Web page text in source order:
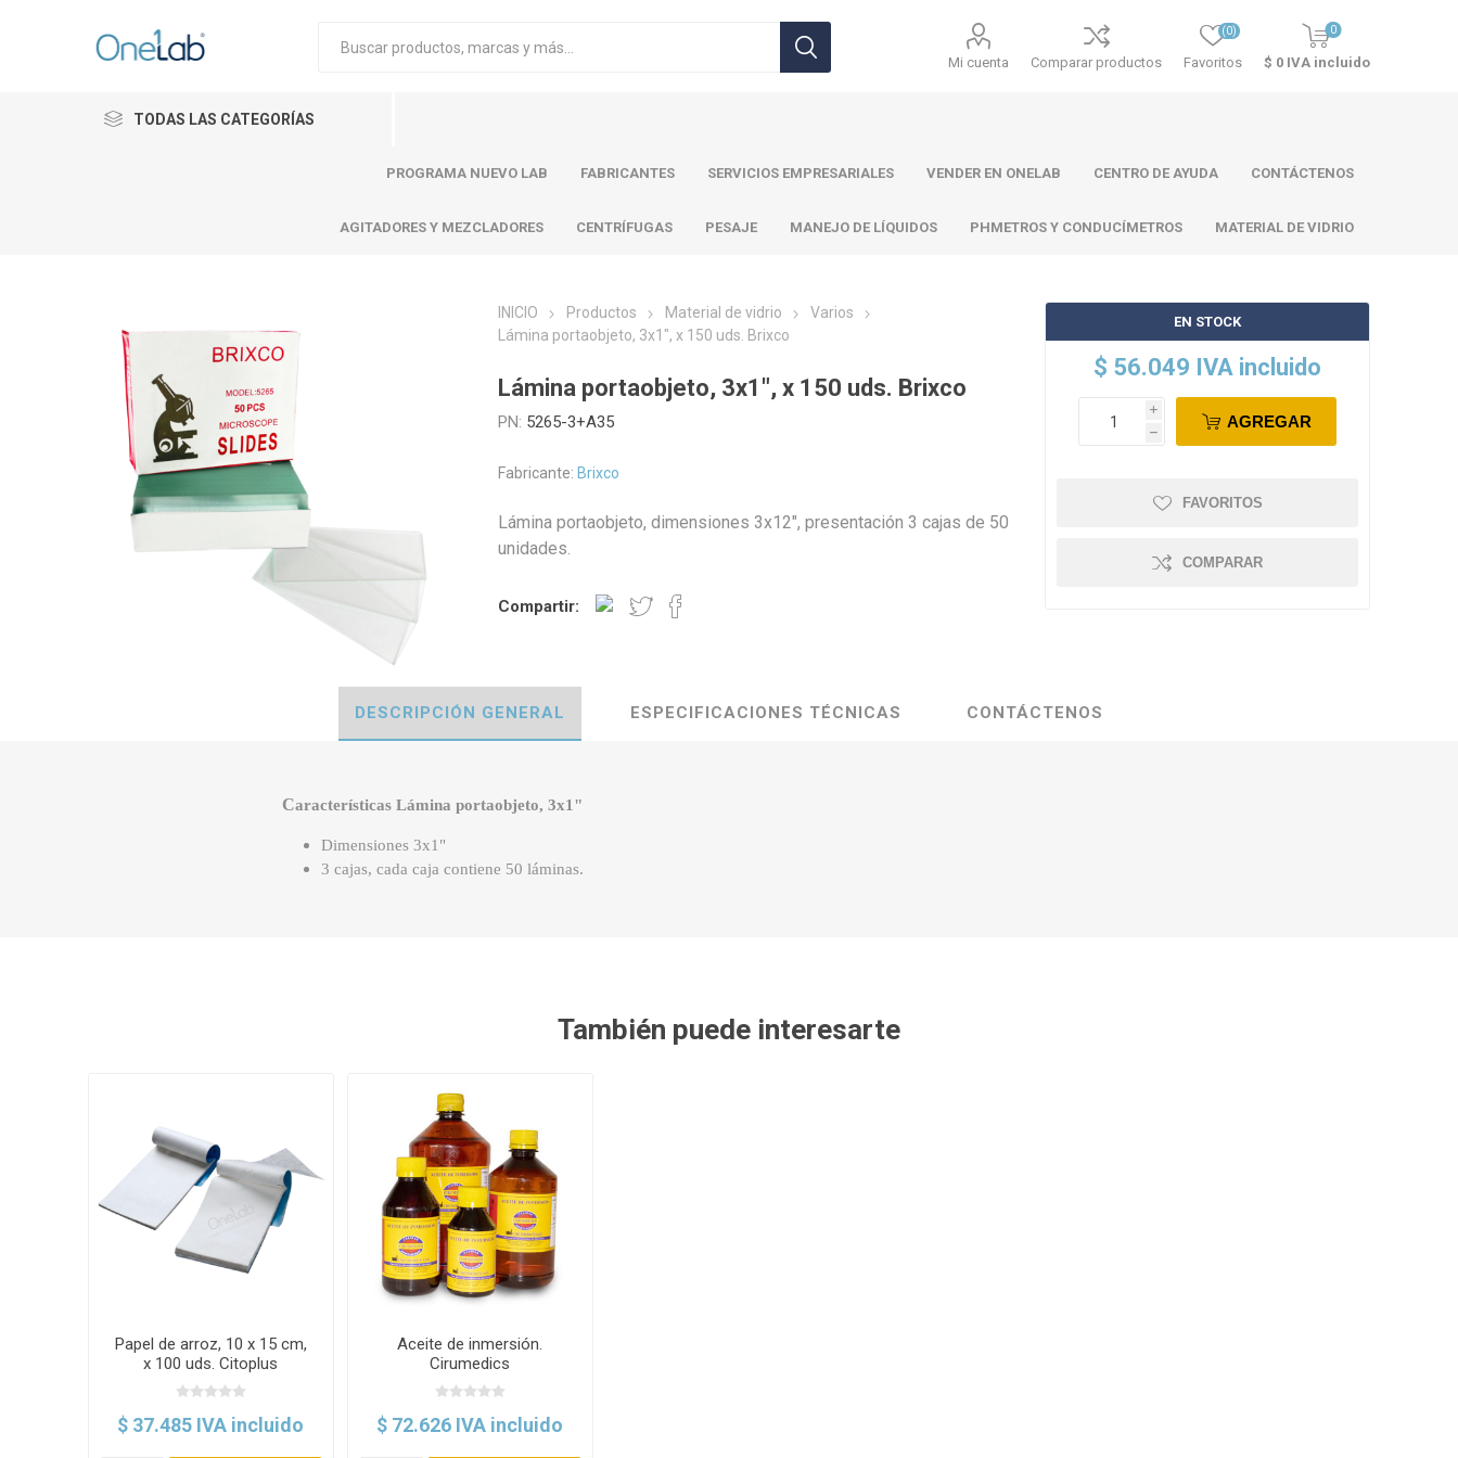
Mi cuenta Comparar productos Favoritos
(0) 0
$ 0 IVA incluido
TODAS LAS CATEGORÍAS
PROGRAMA NUEVO LAB FABRICANTES
Atago
Thermo
Scientific
SERVICIOS EMPRESARIALES VENDER EN ONELAB CENTRO DE AYUDA CONTÁCTENOS
AGITADORES Y MEZCLADORES CENTRÍFUGAS PESAJE MANEJO DE LÍQUIDOS PHMETROS Y CONDUCÍMETROS MATERIAL DE VIDRIO
INICIO Productos Material de vidrio
Varios
Lámina portaobjeto, 3x1", x 150 uds. Brixco
Lámina portaobjeto, 3x1", x 150 uds. Brixco
PN: 5265-3+A35
Fabricante: Brixco
Lámina portaobjeto, dimensiones 3x12", presentación 3 cajas de 50
unidades.
Compartir:
EN STOCK
$ 56.049 IVA incluido
i
h
AGREGAR
FAVORITOS
COMPARAR
DESCRIPCIÓN GENERAL ESPECIFICACIONES TÉCNICAS CONTÁCTENOS
Características Lámina portaobjeto, 3x1"
Dimensiones 3x1"
3 cajas, cada caja contiene 50 láminas.
También puede interesarte
Papel de arroz, 10 x 15 cm,
x 100 uds. Citoplus
$ 37.485 IVA incluido
Aceite de inmersión.
Cirumedics
$ 72.626 IVA incluido